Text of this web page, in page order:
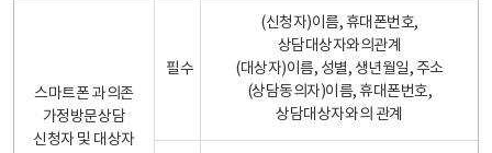
스마트폰 과의존
가정방문상담
신청자 및 대상자
필수
(신청자)이름, 휴대폰번호,
상담대상자와의관계
(대상자)이름, 성별, 생년월일, 주소
(상담동의자)이름, 휴대폰번호,
상담대상자와의 관계